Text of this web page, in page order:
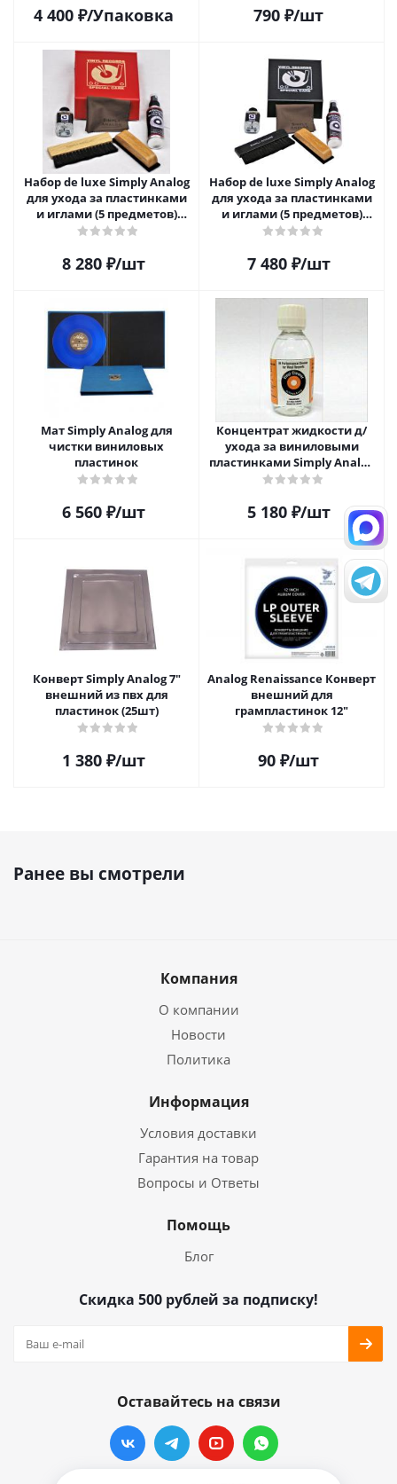
4 400₽/Упаковка
шт.
790 ₽/шт
Набор de luxe Simply Analog
для ухода за пластинками
и иглами (5 предметов)
SAVC008
8 280₽/шт
Набор de luxe Simply Analog
для ухода за пластинками
и иглами (5 предметов)
SAVC003
7 480₽/шт
Мат Simply Analog для
чистки виниловых
пластинок
6 560₽/шт
Концентрат жидкости д/
ухода за виниловыми
пластинками Simply Analog
200мл
5 180₽/шт
Конверт Simply Analog 7"
внешний из пвх для
пластинок (25шт)
1 380₽/шт
Analog Renaissance Конверт
внешний для
грампластинок 12"
90 ₽/шт
Ранее вы смотрели
Компания
О компании
Новости
Политика
Информация
Условия доставки
Гарантия на товар
Вопросы и Ответы
Помощь
Блог
Скидка 500 рублей за подписку!
Оставайтесь на связи